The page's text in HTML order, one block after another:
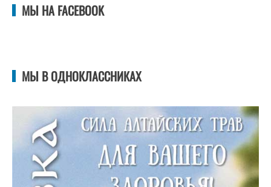
МЫ НА FACEBOOK
МЫ В ОДНОКЛАССНИКАХ